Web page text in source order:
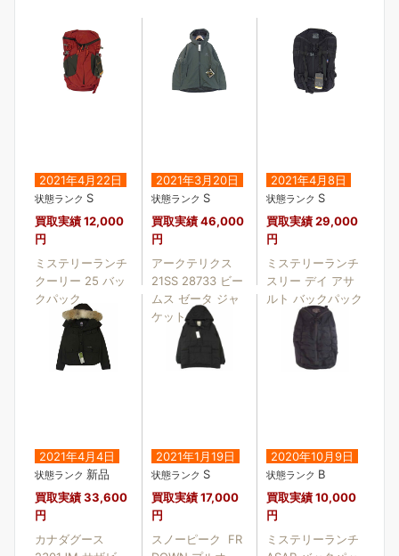
2021年4月22日
状態ランク S
買取実績12,000
円
ミステリーランチ
クーリー 25 バッ
クパック
2021年3月20日
状態ランク S
買取実績46,000
円
アークテリクス
21SS 28733 ビー
ムス ゼータ ジャ
ケット
2021年4月8日
状態ランク S
買取実績29,000
円
ミステリーランチ
スリー デイ アサ
ルト バックパック
2021年4月4日
状態ランク 新品
買取実績33,600
円
カナダグース
2021年1月19日
状態ランク S
買取実績17,000
円
スノーピーク FR
2020年10月9日
状態ランク B
買取実績10,000
円
ミステリーランチ